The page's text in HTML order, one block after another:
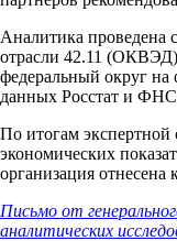
Аналитика проведена
отрасли 42.11
федеральный округ
данных Росстат и
По итогам
экономических
организация
Письмо от
аналитических